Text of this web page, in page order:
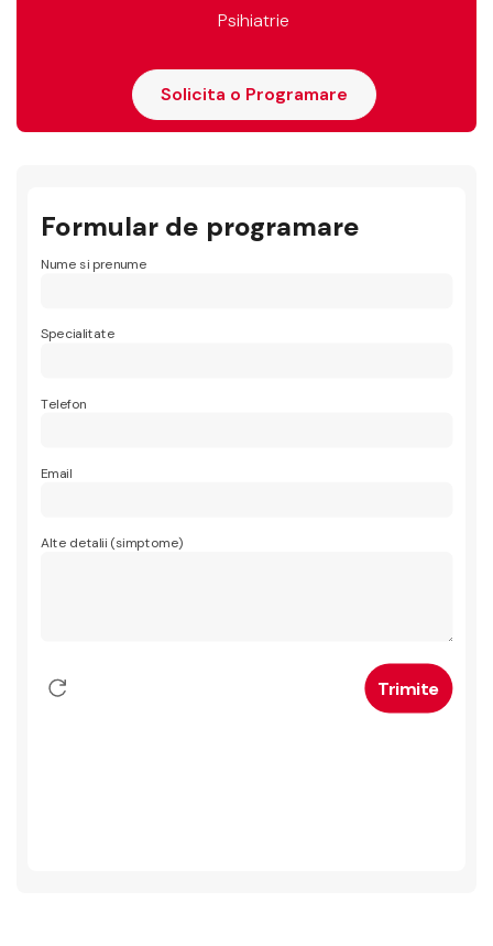
Psihiatrie
Solicita o Programare
Formular de programare
Nume si prenume
Specialitate
Telefon
Email
Alte detalii (simptome)